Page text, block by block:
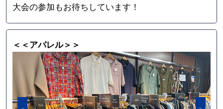
大会の参加もお待ちしています！
＜＜アパレル＞＞